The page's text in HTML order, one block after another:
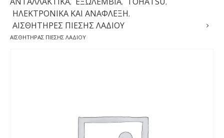
, , ,
ΗΛΕΚΤΡΟΝΙΚΆ ΚΑΙ ΑΝΆΦΛΕΞΗ,
ΑΙΣΘΗΤΉΡΕΣ ΠΊΕΣΗΣ ΛΑΔΙΟΎ
ΑΙΣΘΗΤΉΡΑΣ ΠΊΕΣΗΣ ΛΑΔΙΟΎ